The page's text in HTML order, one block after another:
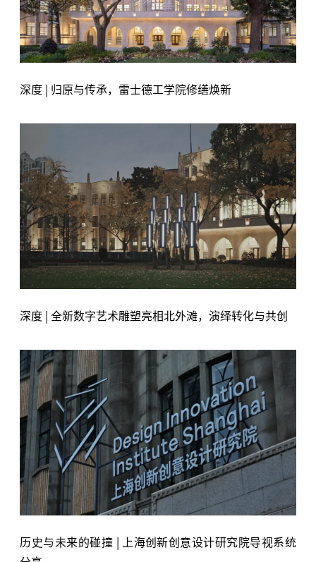
深度 | 归原与传承，雷士德工学院修缮焕新
深度 | 全新数字艺术雕塑亮相北外滩，演绎转化与共创
历史与未来的碰撞 | 上海创新创意设计研究院导视系统